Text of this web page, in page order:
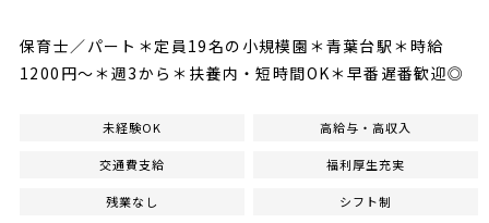
保育士／パート＊定員19名の小規模園＊青葉台駅＊時給
1200円～＊週3から＊扶養内・短時間OK＊早番遅番歓迎◎
未経験OK 高給与・高収入
交通費支給 福利厚生充実
残業なし シフト制